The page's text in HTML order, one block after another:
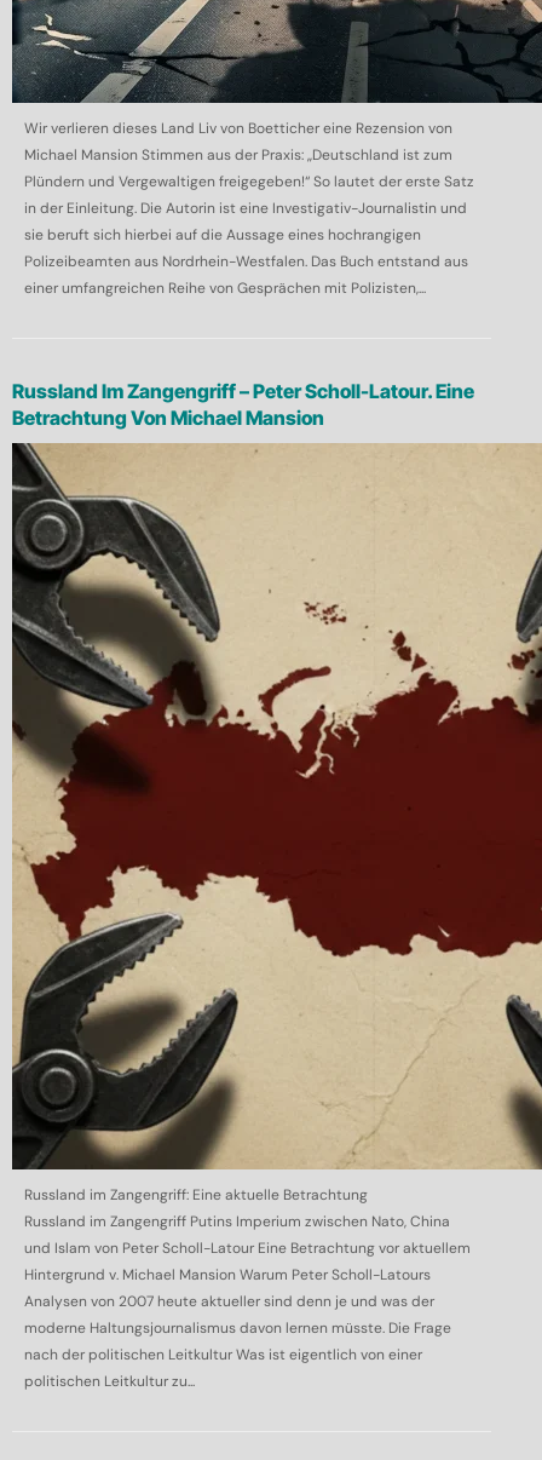
Wir verlieren dieses Land Liv von Boetticher eine Rezension von
Michael Mansion Stimmen aus der Praxis: „Deutschland ist zum
Plündern und Vergewaltigen freigegeben!“ So lautet der erste Satz
in der Einleitung. Die Autorin ist eine Investigativ-Journalistin und
sie beruft sich hierbei auf die Aussage eines hochrangigen
Polizeibeamten aus Nordrhein-Westfalen. Das Buch entstand aus
einer umfangreichen Reihe von Gesprächen mit Polizisten,...
Russland Im Zangengriff – Peter Scholl-Latour. Eine
Betrachtung Von Michael Mansion
Russland im Zangengriff: Eine aktuelle Betrachtung
Russland im Zangengriff Putins Imperium zwischen Nato, China
und Islam von Peter Scholl-Latour Eine Betrachtung vor aktuellem
Hintergrund v. Michael Mansion Warum Peter Scholl-Latours
Analysen von 2007 heute aktueller sind denn je und was der
moderne Haltungsjournalismus davon lernen müsste. Die Frage
nach der politischen Leitkultur Was ist eigentlich von einer
politischen Leitkultur zu...